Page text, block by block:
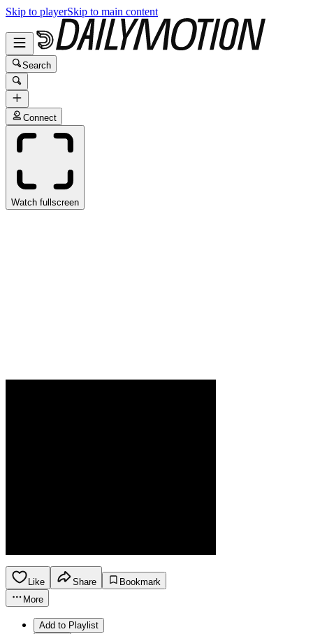
Skip to playerSkip to main content
Search
Connect
Watch fullscreen
Like Share
Bookmark
More
Add to Playlist